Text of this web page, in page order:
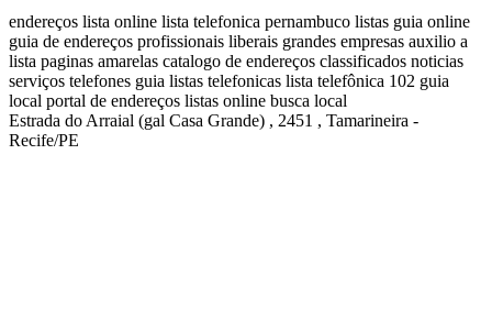
endereços lista online lista telefonica pernambuco listas guia online
guia de endereços profissionais liberais grandes empresas auxilio a
lista paginas amarelas catalogo de endereços classificados noticias
serviços telefones guia listas telefonicas lista telefônica 102 guia
local portal de endereços listas online busca local
Estrada do Arraial (gal Casa Grande) , 2451 , Tamarineira -
Recife/PE